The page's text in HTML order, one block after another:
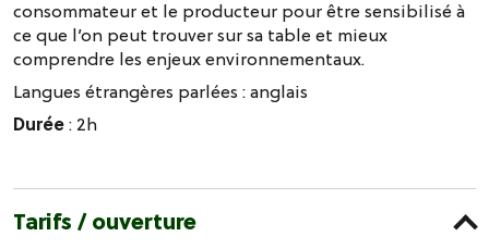
consommateur et le producteur pour être sensibilisé à
ce que l’on peut trouver sur sa table et mieux
comprendre les enjeux environnementaux.
Langues étrangères parlées :anglais
Durée: 2h
Tarifs / ouverture